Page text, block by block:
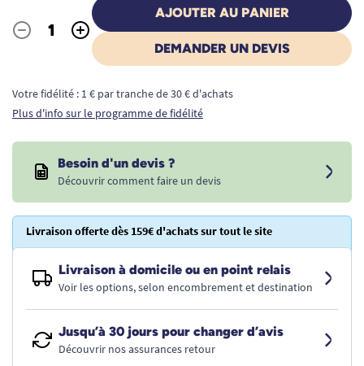
Quantité
- +
AJOUTER AU PANIER
DEMANDER UN DEVIS
Votre fidélité : 1 € par tranche de 30 € d'achats
Plus d'info sur le programme de fidélité
Besoin d'un devis ?
Découvrir comment faire un devis
Livraison offerte dès 159€ d'achats sur tout le site
Livraison à domicile ou en point relais
Voir les options, selon encombrement et destination
Jusqu’à 30 jours pour changer d’avis
Découvrir nos assurances retour